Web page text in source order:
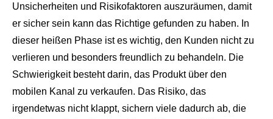
Unsicherheiten und Risikofaktoren auszuräumen, damit
er sicher sein kann das Richtige gefunden zu haben. In
dieser heißen Phase ist es wichtig, den Kunden nicht zu
verlieren und besonders freundlich zu behandeln. Die
Schwierigkeit besteht darin, das Produkt über den
mobilen Kanal zu verkaufen. Das Risiko, das
irgendetwas nicht klappt, sichern viele dadurch ab, die